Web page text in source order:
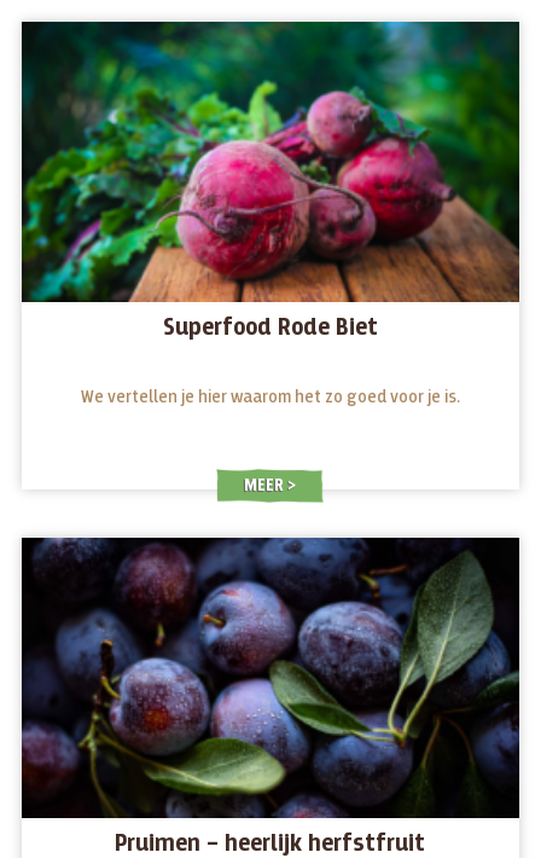
Superfood Rode Biet
We vertellen je hier waarom het zo goed voor je is.
MEER
Pruimen – heerlijk herfstfruit